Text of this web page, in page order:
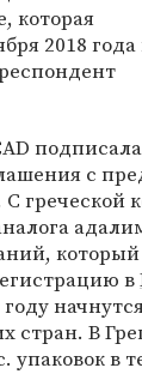
которая
2018 года
подписала
с
греческой
в
стран. В
упаковок в